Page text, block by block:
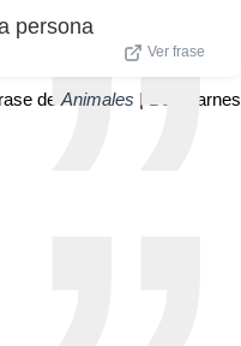
persona
Ver frase
de Animales | Ben Barnes